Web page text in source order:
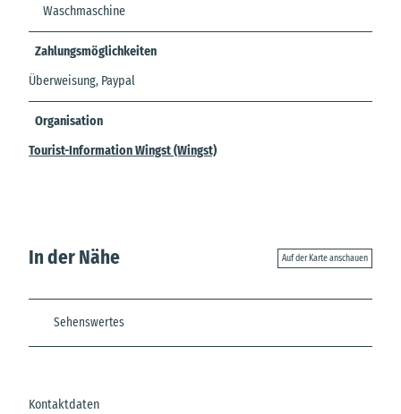
Waschmaschine
Zahlungsmöglichkeiten
Überweisung, Paypal
Organisation
Tourist-Information Wingst (Wingst)
In der Nähe Auf der Karte anschauen
Sehenswertes
Kontaktdaten